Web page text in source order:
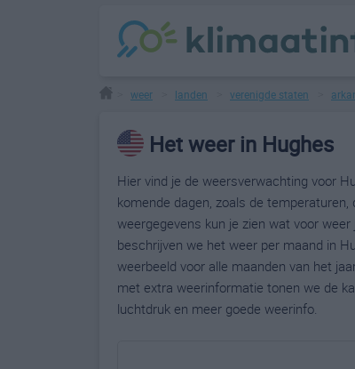
weer landen verenigde staten
Het weer in Hughes
Hier vind je de weersverwachting voor
komende dagen, zoals de
weergegevens kun je zien wat voor
beschrijven we het weer per maand in
weerbeeld voor alle maanden van het
met extra weerinformatie tonen we de
luchtdruk en meer goede weerinfo.